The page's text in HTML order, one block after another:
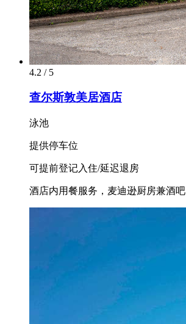
4.2 / 5
查尔斯敦美居酒店
泳池
提供停车位
可提前登记入住/延迟退房
酒店内用餐服务，麦迪逊厨房兼酒吧